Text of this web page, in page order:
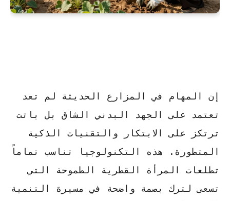
إن المهام في المزارع الحديثة لم تعد
تعتمد على الجهد البدني الشاق بل باتت
ترتكز على
الابتكار والتقنيات الذكية
المتطورة. هذه التكنولوجيا تناسب تماماً
تطلعات المرأة القطرية الطموحة التي
تسعى لترك بصمة واضحة في مسيرة التنمية